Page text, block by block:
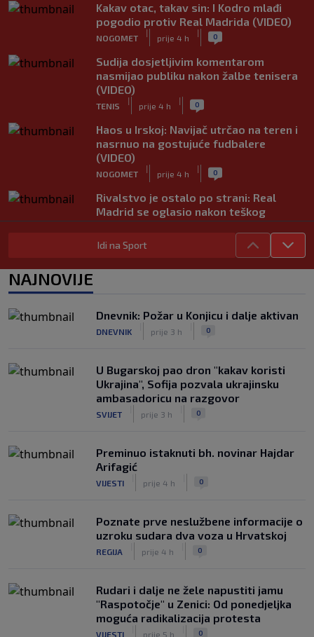
Kakav otac, takav sin: I Kodro mlađi
pogodio protiv Real Madrida (VIDEO)
NOGOMET
|
prije 4 h
| 0
Sudija dosjetljivim komentarom
nasmijao publiku nakon žalbe tenisera
(VIDEO)
TENIS
|
prije 4 h
| 0
Haos u Irskoj: Navijač utrčao na teren i
nasrnuo na gostujuće fudbalere
(VIDEO)
NOGOMET
|
prije 4 h
| 0
Rivalstvo je ostalo po strani: Real
Madrid se oglasio nakon teškog
gubitka Lionela Messija
NOGOMET
prije 5 h
Infantino nekada poručivao: "Novac
NOGOMET
|
prije 6 h
|
Idi na Sport
NAJNOVIJE
Dnevnik: Požar u Konjicu i dalje aktivan
DNEVNIK prije 3 h 0
U Bugarskoj pao dron "kakav koristi
Ukrajina", Sofija pozvala ukrajinsku
ambasadoricu na razgovor
SVIJET prije 3 h 0
Preminuo istaknuti bh. novinar Hajdar
Arifagić
VIJESTI prije 4 h 0
Poznate prve neslužbene informacije o
uzroku sudara dva voza u Hrvatskoj
REGIJA prije 4 h 0
Rudari i dalje ne žele napustiti jamu
"Raspotočje" u Zenici: Od ponedjeljka
moguća radikalizacija protesta
VIJESTI prije 5 h 0